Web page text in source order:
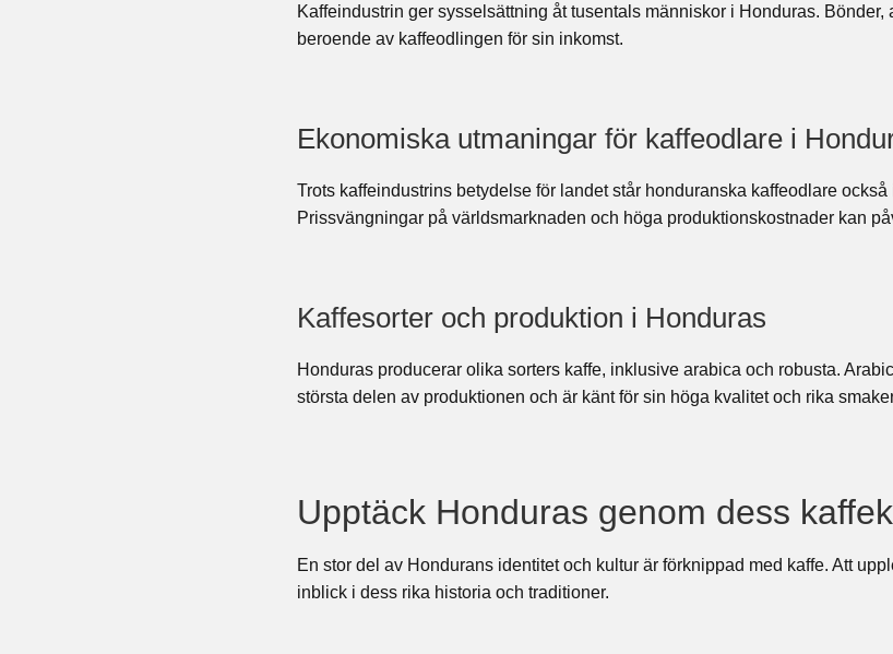
Kaffeindustrin ger sysselsättning åt tusentals människor i Honduras.
beroende av kaffeodlingen för sin inkomst.
Ekonomiska utmaningar för kaffeodlare i
Trots kaffeindustrins betydelse för landet står honduranska kaffeodlare
Prissvängningar på världsmarknaden och höga produktionskostnader kan
Kaffesorter och produktion i Honduras
Honduras producerar olika sorters kaffe, inklusive arabica och robusta.
största delen av produktionen och är känt för sin höga kvalitet och rika
Upptäck Honduras genom dess
En stor del av Hondurans identitet och kultur är förknippad med kaffe. Att
inblick i dess rika historia och traditioner.